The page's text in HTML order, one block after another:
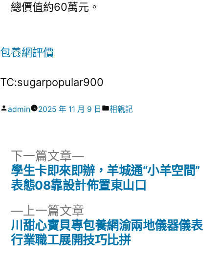
總價值約60萬元。
包養網評價
TC:sugarpopular900
作
admin 2025 年 11 月 9 日
分
相親記
文
導
覽
上一篇文章
一
篇
川甜心寶貝專包養網渝兩地儀器儀表
行業職工展開技巧比拼
下一篇文章
下
一
篇
學生卡即來即辦，羊城通“小羊空間”
表態08靠設計佈置東山口